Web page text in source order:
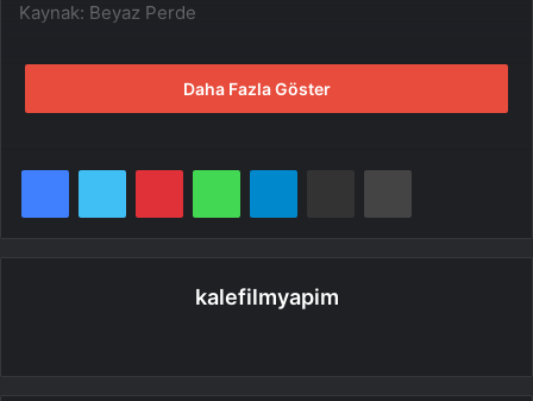
Kaynak: Beyaz Perde
Daha Fazla Göster
FacebookTwitter PinterestWhatsAppTelegram E-Posta ile paylaş Yazdır
kalefilmyapim